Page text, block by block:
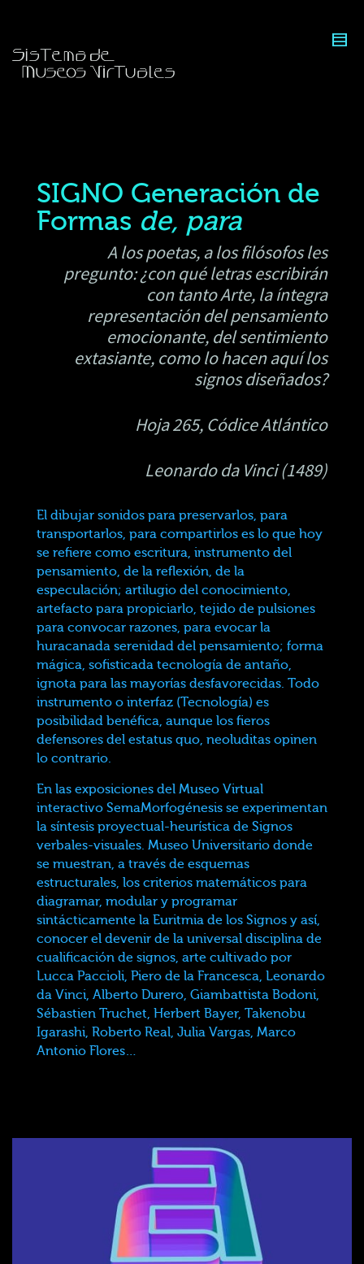
SIGNO Generación de
Formas de, para
A los poetas, a los filósofos les
pregunto: ¿con qué letras escribirán
con tanto Arte, la íntegra
representación del pensamiento
emocionante, del sentimiento
extasiante, como lo hacen aquí los
signos diseñados?
Hoja 265, Códice Atlántico
Leonardo da Vinci (1489)
El dibujar sonidos para preservarlos, para
transportarlos, para compartirlos es lo que hoy
se refiere como escritura, instrumento del
pensamiento, de la reflexión, de la
especulación; artilugio del conocimiento,
artefacto para propiciarlo, tejido de pulsiones
para convocar razones, para evocar la
huracanada serenidad del pensamiento; forma
mágica, sofisticada tecnología de antaño,
ignota para las mayorías desfavorecidas. Todo
instrumento o interfaz (Tecnología) es
posibilidad benéfica, aunque los fieros
defensores del estatus quo, neoluditas opinen
lo contrario.
En las exposiciones del Museo Virtual
interactivo SemaMorfogénesis se experimentan
la síntesis proyectual-heurística de Signos
verbales-visuales. Museo Universitario donde
se muestran, a través de esquemas
estructurales, los criterios matemáticos para
diagramar, modular y programar
sintácticamente la Euritmia de los Signos y así,
conocer el devenir de la universal disciplina de
cualificación de signos, arte cultivado por
Lucca Paccioli, Piero de la Francesca, Leonardo
da Vinci, Alberto Durero, Giambattista Bodoni,
Sébastien Truchet, Herbert Bayer, Takenobu
Igarashi, Roberto Real, Julia Vargas, Marco
Antonio Flores…